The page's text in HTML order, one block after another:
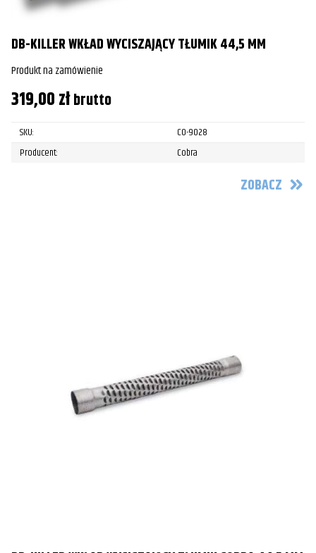
DB-KILLER WKŁAD WYCISZAJĄCY TŁUMIK 44,5 MM
Produkt na zamówienie
319,00złbrutto
SKU:
CO-9028
Producent:
Cobra
ZOBACZ